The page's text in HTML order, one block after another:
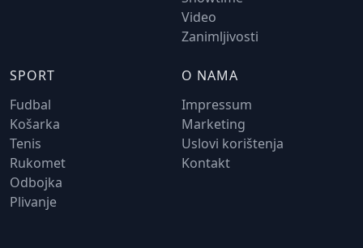
Video
Zanimljivosti
SPORT
Fudbal
Košarka
Tenis
Rukomet
Odbojka
Plivanje
O NAMA
Impressum
Marketing
Uslovi korištenja
Kontakt